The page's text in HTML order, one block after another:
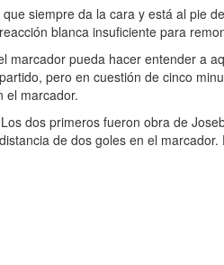
siempre da la cara y está al pie
blanca insuficiente para
pueda hacer entender a
pero en cuestión de cinco
el marcador.
dos primeros fueron obra de
de dos goles en el marcador.